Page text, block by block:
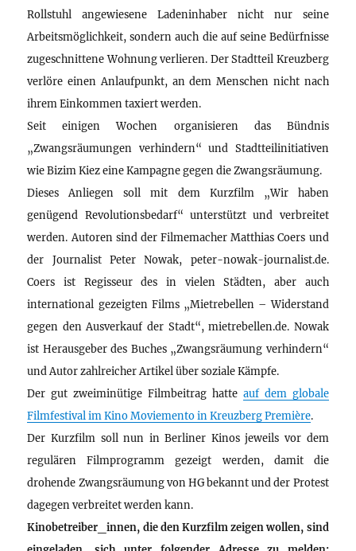
Rollstuhl angewiesene Ladeninhaber nicht nur seine
Arbeitsmöglichkeit, sondern auch die auf seine Bedürfnisse
zugeschnittene Wohnung verlieren. Der Stadtteil Kreuzberg
verlöre einen Anlaufpunkt, an dem Menschen nicht nach
ihrem Einkommen taxiert werden.
Seit einigen Wochen organisieren das Bündnis
„Zwangsräumungen verhindern“ und Stadtteilinitiativen
wie Bizim Kiez eine Kampagne gegen die Zwangsräumung.
Dieses Anliegen soll mit dem Kurzfilm „Wir haben
genügend Revolutionsbedarf“ unterstützt und verbreitet
werden. Autoren sind der Filmemacher Matthias Coers und
der Journalist Peter Nowak, peter-nowak-journalist.de.
Coers ist Regisseur des in vielen Städten, aber auch
international gezeigten Films „Mietrebellen – Widerstand
gegen den Ausverkauf der Stadt“, mietrebellen.de. Nowak
ist Herausgeber des Buches „Zwangsräumung verhindern“
und Autor zahlreicher Artikel über soziale Kämpfe.
Der gut zweiminütige Filmbeitrag hatte auf dem globale
Filmfestival im Kino Moviemento in Kreuzberg Première.
Der Kurzfilm soll nun in Berliner Kinos jeweils vor dem
regulären Filmprogramm gezeigt werden, damit die
drohende Zwangsräumung von HG bekannt und der Protest
dagegen verbreitet werden kann.
Kinobetreiber_innen, die den Kurzfilm zeigen wollen, sind